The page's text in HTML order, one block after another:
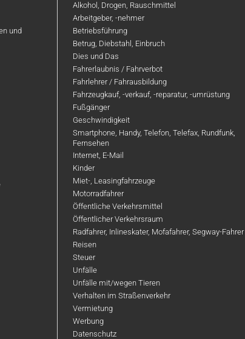
und
Alkohol, Drogen, Rauschmittel
Arbeitgeber, -nehmer
Betriebsführung
Betrug, Diebstahl, Einbruch
Dies und Das
Fahrerlaubnis / Fahrverbot
Fahrlehrer / Fahrausbildung
Fahrzeugkauf, -verkauf, -reparatur, -umrüstung
Fußgänger
Geschwindigkeit
Smartphone, Handy, Telefon, Telefax, Rundfunk,
Fernsehen
Internet, E-Mail
Kinder
Miet-, Leasingfahrzeuge
Motorradfahrer
Öffentliche Verkehrsmittel
Öffentlicher Verkehrsraum
Radfahrer, Inlineskater, Mofafahrer, Segway-Fahrer
Reisen
Steuer
Unfälle
Unfälle mit/wegen Tieren
Verhalten im Straßenverkehr
Vermietung
Werbung
Datenschutz